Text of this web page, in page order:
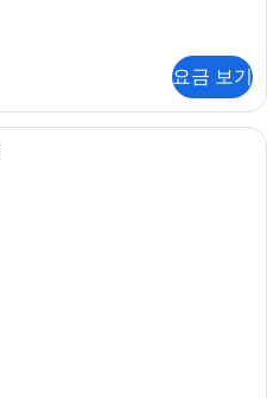
요금 보기
고급 침구, 템퍼페딕 침대, 객실 내 금고